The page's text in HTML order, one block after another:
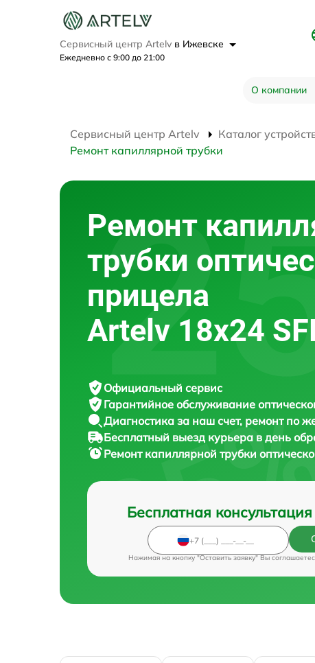
Сервисный центр Artelv в Ижевске
Ежедневно с 9:00 до 21:00
О компании
Сервисный центр Artelv Каталог
Ремонт капиллярной трубки
Ремонт
трубки
прицела
Artelv 18x24
Официальный сервис
Гарантийное обслуживание
Диагностика за наш счет, ремонт по
Бесплатный выезд курьера в день
Ремонт капиллярной трубки
Бесплатная
Нажимая на кнопку "Оставить заявку" Вы